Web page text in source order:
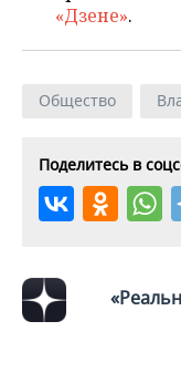
«Дзене».
Общество
Поделитесь в